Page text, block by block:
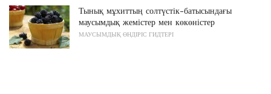
Тынық мұхиттың солтүстік-батысындағы
маусымдық жемістер мен көкөністер
МАУСЫМДЫҚ ӨНДІРІС ГИДТЕРІ